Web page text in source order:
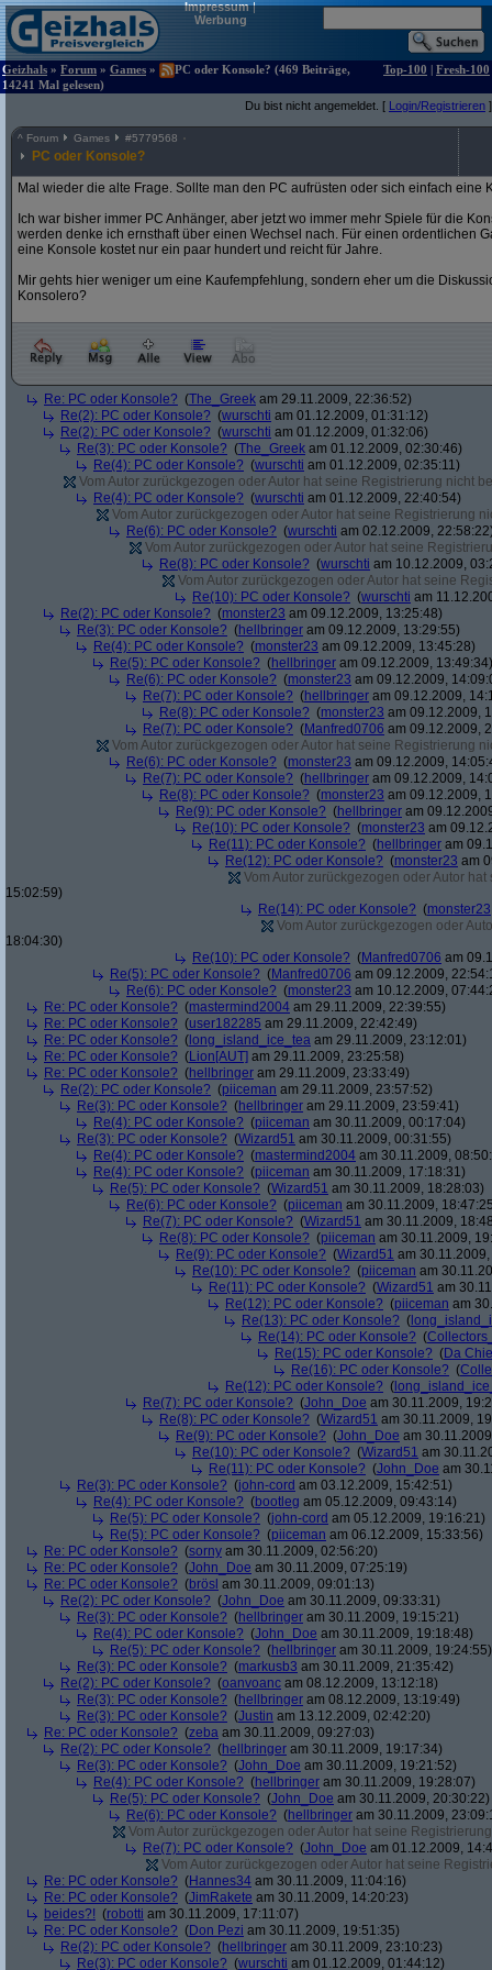
Impressum|
Werbung
Geizhals » Forum » Games »
PC oder Konsole? (469 Beiträge,
14241 Mal gelesen)
Top-100 | Fresh-100
Du bist nicht angemeldet. [ Login/Registrieren ]
^ Forum Games #5779568
PC oder Konsole?
Mal wieder die alte Frage. Sollte man den PC aufrüsten oder sich einfach eine
Ich war bisher immer PC Anhänger, aber jetzt wo immer mehr Spiele für die
werden denke ich ernsthaft über einen Wechsel nach. Für einen ordentlichen
eine Konsole kostet nur ein paar hundert und reicht für Jahre.
Mir gehts hier weniger um eine Kaufempfehlung, sondern eher um die
Konsolero?
Re: PC oder Konsole? (The_Greek am 29.11.2009, 22:36:52)
Re(2): PC oder Konsole? (wurschti am 01.12.2009, 01:31:12)
Re(2): PC oder Konsole? (wurschti am 01.12.2009, 01:32:06)
Re(3): PC oder Konsole? (The_Greek am 01.12.2009, 02:30:46)
Re(4): PC oder Konsole? (wurschti am 01.12.2009, 02:35:11)
Vom Autor zurückgezogen oder Autor hat seine Registrierung nicht
Re(4): PC oder Konsole? (wurschti am 01.12.2009, 22:40:54)
Vom Autor zurückgezogen oder Autor hat seine Registrierung
Re(6): PC oder Konsole? (wurschti am 02.12.2009,
Vom Autor zurückgezogen oder Autor hat seine
Re(8): PC oder Konsole? (wurschti am 10.12.2009,
Vom Autor zurückgezogen oder Autor hat seine
Re(10): PC oder Konsole? (wurschti am
Re(2): PC oder Konsole? (monster23 am 09.12.2009, 13:25:48)
Re(3): PC oder Konsole? (hellbringer am 09.12.2009, 13:29:55)
Re(4): PC oder Konsole? (monster23 am 09.12.2009, 13:45:28)
Re(5): PC oder Konsole? (hellbringer am 09.12.2009, 13:49:34)
Re(6): PC oder Konsole? (monster23 am 09.12.2009,
Re(7): PC oder Konsole? (hellbringer am 09.12.2009,
Re(8): PC oder Konsole? (monster23 am 09.12.2009,
Re(7): PC oder Konsole? (Manfred0706 am 09.12.2009,
Vom Autor zurückgezogen oder Autor hat seine Registrierung
Re(6): PC oder Konsole? (monster23 am 09.12.2009,
Re(7): PC oder Konsole? (hellbringer am 09.12.2009,
Re(8): PC oder Konsole? (monster23 am 09.12.2009,
Re(9): PC oder Konsole? (hellbringer am
Re(10): PC oder Konsole? (monster23 am
Re(11): PC oder Konsole? (hellbringer am
Re(12): PC oder Konsole? (monster23 am
Vom Autor zurückgezogen oder Autor
15:02:59)
Re(14): PC oder Konsole? (monster23
Vom Autor zurückgezogen oder
18:04:30)
Re(10): PC oder Konsole? (Manfred0706 am
Re(5): PC oder Konsole? (Manfred0706 am 09.12.2009,
Re(6): PC oder Konsole? (monster23 am 10.12.2009,
Re: PC oder Konsole? (mastermind2004 am 29.11.2009, 22:39:55)
Re: PC oder Konsole? (user182285 am 29.11.2009, 22:42:49)
Re: PC oder Konsole? ( long_island_ice_tea am 29.11.2009, 23:12:01)
Re: PC oder Konsole? (Lion[AUT] am 29.11.2009, 23:25:58)
Re: PC oder Konsole? (hellbringer am 29.11.2009, 23:33:49)
Re(2): PC oder Konsole? (piiceman am 29.11.2009, 23:57:52)
Re(3): PC oder Konsole? (hellbringer am 29.11.2009, 23:59:41)
Re(4): PC oder Konsole? (piiceman am 30.11.2009, 00:17:04)
Re(3): PC oder Konsole? (Wizard51 am 30.11.2009, 00:31:55)
Re(4): PC oder Konsole? (mastermind2004 am 30.11.2009,
Re(4): PC oder Konsole? (piiceman am 30.11.2009, 17:18:31)
Re(5): PC oder Konsole? (Wizard51 am 30.11.2009, 18:28:03)
Re(6): PC oder Konsole? (piiceman am 30.11.2009,
Re(7): PC oder Konsole? (Wizard51 am 30.11.2009,
Re(8): PC oder Konsole? (piiceman am 30.11.2009,
Re(9): PC oder Konsole? (Wizard51 am
Re(10): PC oder Konsole? (piiceman am
Re(11): PC oder Konsole? (Wizard51 am
Re(12): PC oder Konsole? (piiceman am
Re(13): PC oder Konsole? (
Re(14): PC oder Konsole? (
Re(15): PC oder Konsole? (Da
Re(16): PC oder Konsole? (
Re(12): PC oder Konsole? (
Re(7): PC oder Konsole? (John_Doe am 30.11.2009,
Re(8): PC oder Konsole? (Wizard51 am 30.11.2009,
Re(9): PC oder Konsole? (John_Doe am
Re(10): PC oder Konsole? (Wizard51 am
Re(11): PC oder Konsole? (John_Doe am
Re(3): PC oder Konsole? (john-cord am 03.12.2009, 15:42:51)
Re(4): PC oder Konsole? (bootleg am 05.12.2009, 09:43:14)
Re(5): PC oder Konsole? (john-cord am 05.12.2009, 19:16:21)
Re(5): PC oder Konsole? (piiceman am 06.12.2009, 15:33:56)
Re: PC oder Konsole? (sorny am 30.11.2009, 02:56:20)
Re: PC oder Konsole? (John_Doe am 30.11.2009, 07:25:19)
Re: PC oder Konsole? (brösl am 30.11.2009, 09:01:13)
Re(2): PC oder Konsole? (John_Doe am 30.11.2009, 09:33:31)
Re(3): PC oder Konsole? (hellbringer am 30.11.2009, 19:15:21)
Re(4): PC oder Konsole? (John_Doe am 30.11.2009, 19:18:48)
Re(5): PC oder Konsole? (hellbringer am 30.11.2009, 19:24:55)
Re(3): PC oder Konsole? (markusb3 am 30.11.2009, 21:35:42)
Re(2): PC oder Konsole? (oanvoanc am 08.12.2009, 13:12:18)
Re(3): PC oder Konsole? (hellbringer am 08.12.2009, 13:19:49)
Re(3): PC oder Konsole? (Justin am 13.12.2009, 02:42:20)
Re: PC oder Konsole? (zeba am 30.11.2009, 09:27:03)
Re(2): PC oder Konsole? (hellbringer am 30.11.2009, 19:17:34)
Re(3): PC oder Konsole? (John_Doe am 30.11.2009, 19:21:52)
Re(4): PC oder Konsole? (hellbringer am 30.11.2009, 19:28:07)
Re(5): PC oder Konsole? (John_Doe am 30.11.2009, 20:30:22)
Re(6): PC oder Konsole? (hellbringer am 30.11.2009,
Vom Autor zurückgezogen oder Autor hat seine
Re(7): PC oder Konsole? (John_Doe am 01.12.2009,
Vom Autor zurückgezogen oder Autor hat seine
Re: PC oder Konsole? (Hannes34 am 30.11.2009, 11:04:16)
Re: PC oder Konsole? (JimRakete am 30.11.2009, 14:20:23)
beides?! (robotti am 30.11.2009, 17:11:07)
Re: PC oder Konsole? (Don Pezi am 30.11.2009, 19:51:35)
Re(2): PC oder Konsole? (hellbringer am 30.11.2009, 23:10:23)
Re(3): PC oder Konsole? (wurschti am 01.12.2009, 01:44:12)